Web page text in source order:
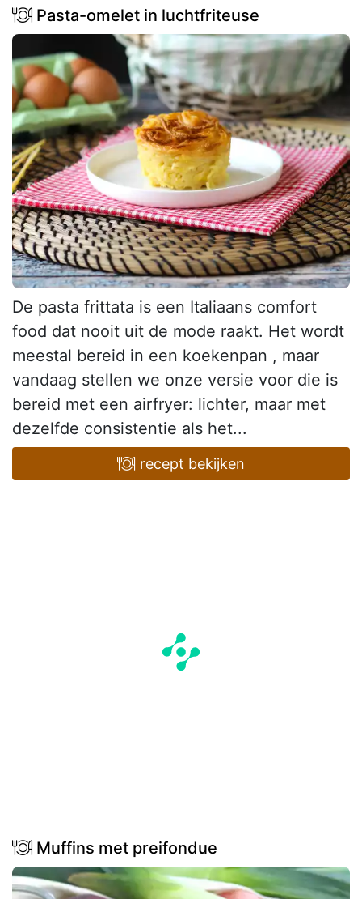
Pasta-omelet in luchtfriteuse
De pasta frittata is een Italiaans comfort
food dat nooit uit de mode raakt. Het wordt
meestal bereid in een koekenpan , maar
vandaag stellen we onze versie voor die is
bereid met een airfryer: lichter, maar met
dezelfde consistentie als het...
recept bekijken
Muffins met preifondue